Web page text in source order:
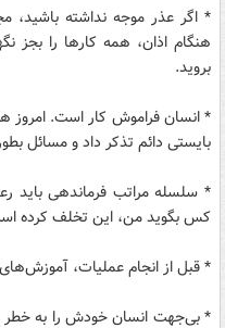
* اگر عذر موجه نداشته باشید،
هنگام اذان، همه کارها را بجز
بروید.
* انسان فراموش کار است. امروز
بایستی دائم تذکر داد و مسائل
* سلسله مراتب فرماندهی باید
کس بگوید من، این تخلف کرده
* قبل از انجام عملیات، آموزش‌های
* بی‌جهت انسان خودش را به خطر